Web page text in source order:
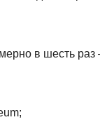
в шесть раз